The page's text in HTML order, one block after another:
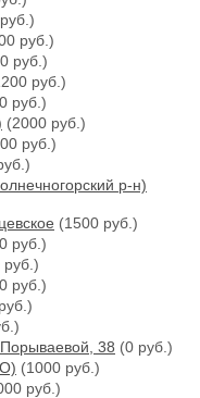
руб.)
руб.)
руб.)
руб.)
(2000 руб.)
руб.)
р-н)
(1500 руб.)
руб.)
руб.)
руб.)
38 (0 руб.)
(1000 руб.)
руб.)